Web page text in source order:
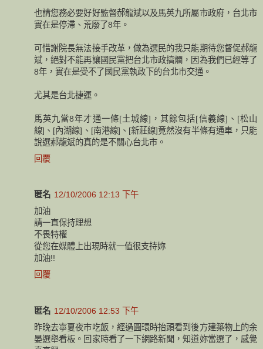
也請您務必要好好監督郝龍斌以及馬英九所屬市政府，台北市
實在是停滯、荒廢了8年。
可惜謝院長無法接手改革，做為選民的我只能期待您督促郝龍
斌，絕對不能再讓國民黨把台北市政搞爛，因為我們已經等了
8年，實在是受不了國民黨執政下的台北市交通。
尤其是台北捷運。
馬英九當8年才通一條[土城線]，其餘包括[信義線]、[松山
線]、[內湖線]、[南港線]、[新莊線]竟然沒有半條有通車，只能
說選郝龍斌的真的是不關心台北市。
回覆
匿名 12/10/2006 12:13 下午
加油
請一直保持理想
不畏特權
從您在媒體上出現時就一值很支持妳
加油!!
回覆
匿名 12/10/2006 12:53 下午
昨晚去寧夏夜市吃飯，經過圓環時抬頭看到後方建築物上的余
晏選舉看板。回家時看了一下網路新聞，知道妳當選了，感覺